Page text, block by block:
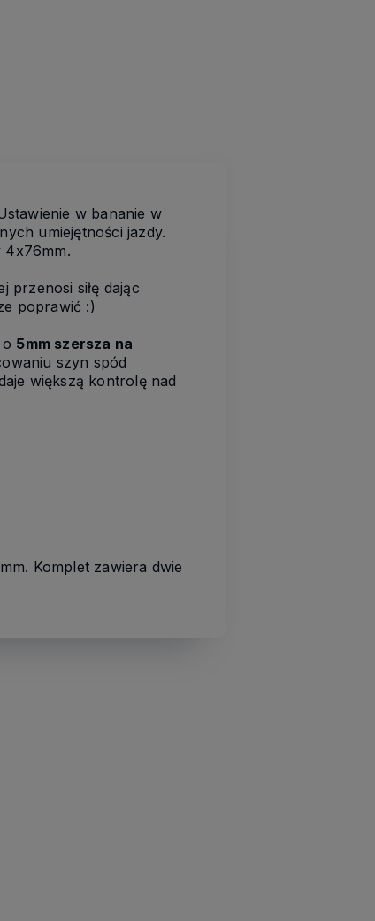
w bananie w
umiejętności jazdy.
4x76mm.
przenosi siłę dając
poprawić :)
5mm szersza na
szyn spód
większą kontrolę nad
Komplet zawiera dwie